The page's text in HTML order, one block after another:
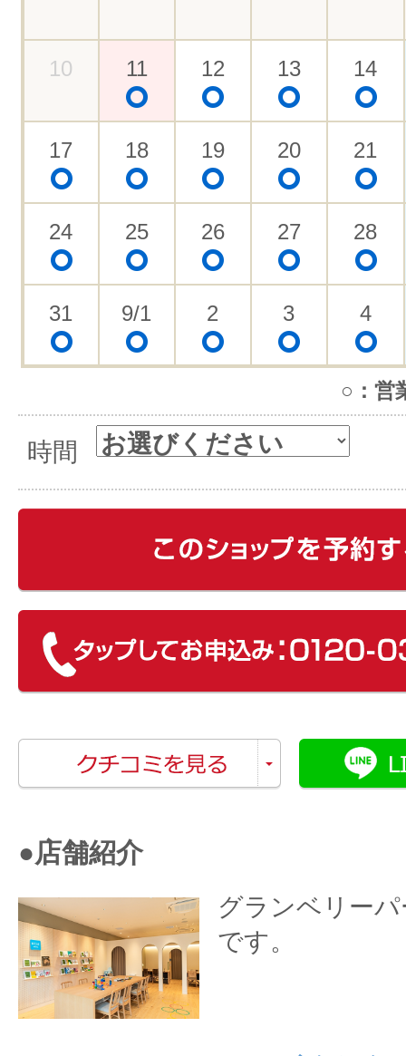
10 11 12 13 14
17 18 19 20 21
24 25 26 27 28
31 9/1 2 3 4
○：営
時間
●店舗紹介
グランベリー
です。